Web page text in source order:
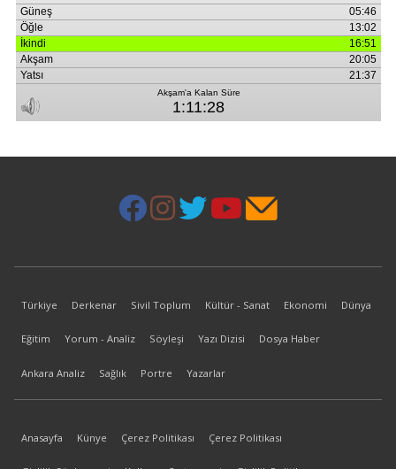
Türkiye Derkenar Sivil Toplum Kültür - Sanat Ekonomi Dünya
Eğitim Yorum - Analiz Söyleşi Yazı Dizisi Dosya Haber
Ankara Analiz Sağlık Portre Yazarlar
Anasayfa Künye Çerez Politikası Çerez Politikası